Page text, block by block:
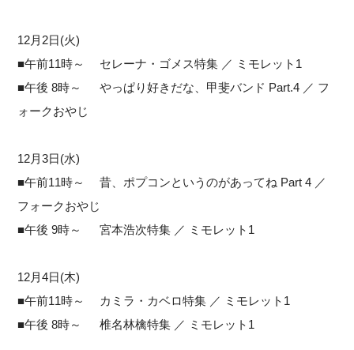
12月2日(火)
■午前11時～ セレーナ・ゴメス特集 ／ ミモレット1
■午後 8時～ やっぱり好きだな、甲斐バンド Part.4 ／ フ
ォークおやじ
12月3日(水)
■午前11時～ 昔、ポプコンというのがあってね Part 4 ／
フォークおやじ
■午後 9時～ 宮本浩次特集 ／ ミモレット1
12月4日(木)
■午前11時～ カミラ・カベロ特集 ／ ミモレット1
■午後 8時～ 椎名林檎特集 ／ ミモレット1